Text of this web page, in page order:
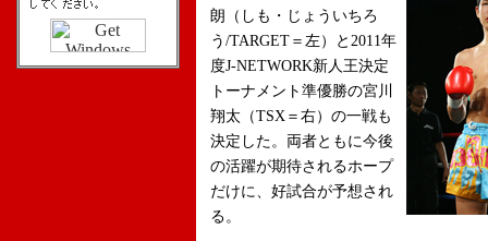
朗（しも・じょういちろ
う/TARGET＝左）と2011年
度J-NETWORK新人王決定
トーナメント準優勝の宮川
翔太（TSX＝右）の一戦も
決定した。両者ともに今後
の活躍が期待されるホープ
だけに、好試合が予想され
る。